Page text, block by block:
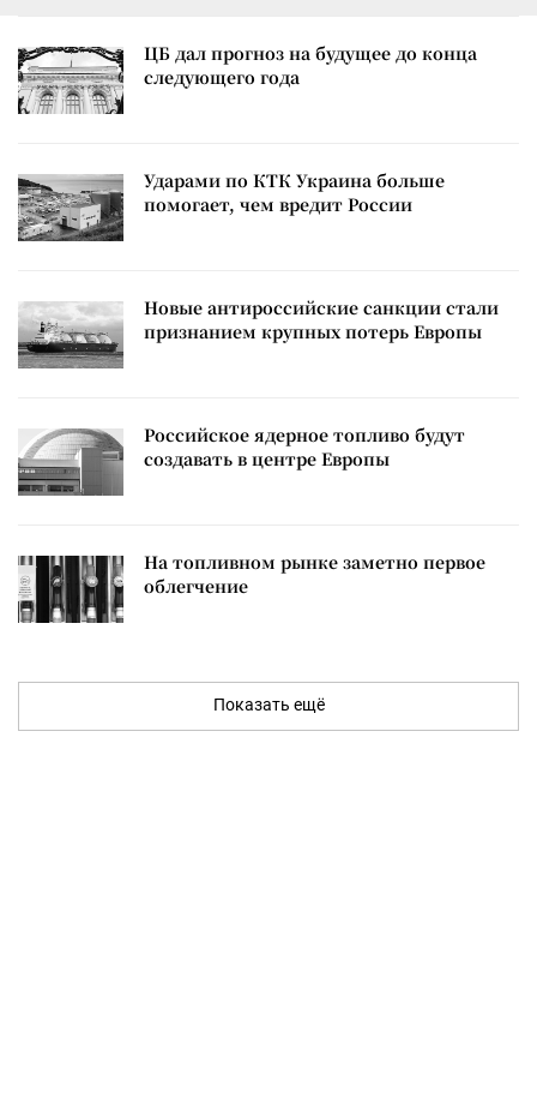
ЦБ дал прогноз на будущее до конца
следующего года
Ударами по КТК Украина больше
помогает, чем вредит России
Новые антироссийские санкции стали
признанием крупных потерь Европы
Российское ядерное топливо будут
создавать в центре Европы
На топливном рынке заметно первое
облегчение
Показать ещё